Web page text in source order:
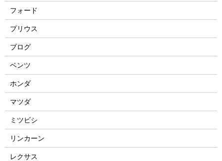
フォード
プリウス
ブログ
ベンツ
ホンダ
マツダ
ミツビシ
リンカーン
レクサス